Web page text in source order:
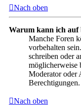
Nach oben
Warum kann ich auf
Manche Foren
vorbehalten
schreiben oder
möglicherweise
Moderator oder
Berechtigungen.
Nach oben